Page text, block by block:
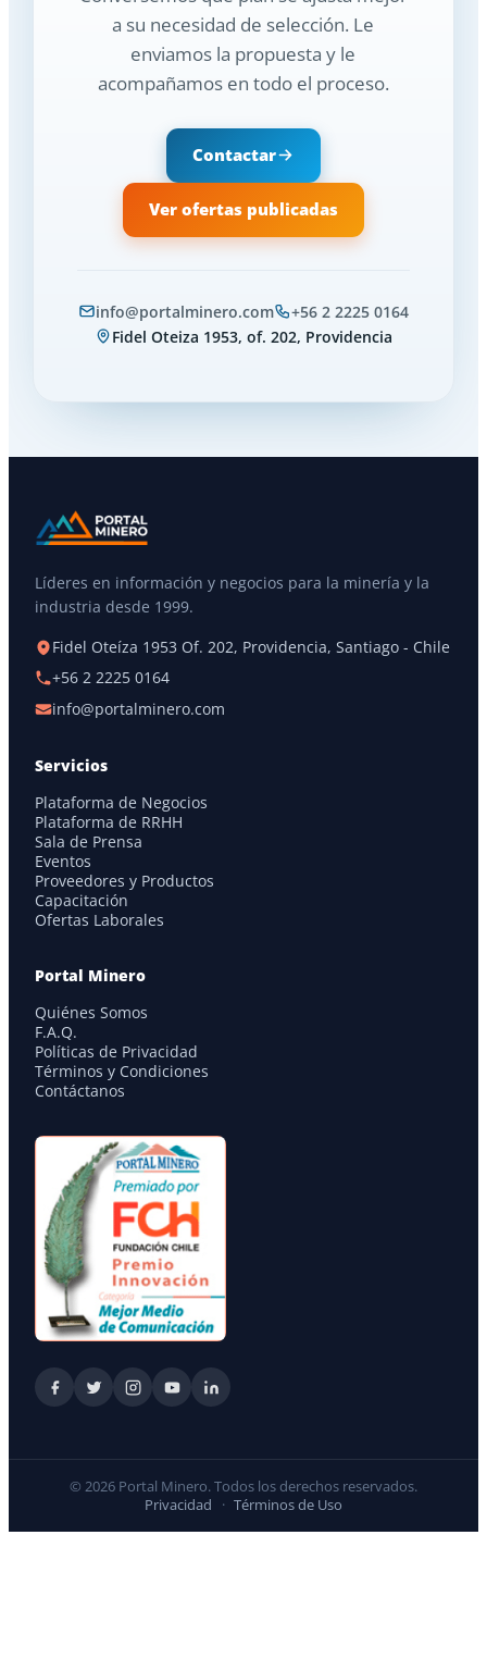
a su necesidad de selección. Le
enviamos la propuesta y le
acompañamos en todo el proceso.
Contactar
Ver ofertas publicadas
info@portalminero.com
+56 2 2225 0164
Fidel Oteiza 1953, of. 202, Providencia
Líderes en información y negocios para la minería y la
industria desde 1999.
Fidel Oteíza 1953 Of. 202, Providencia, Santiago - Chile
+56 2 2225 0164
info@portalminero.com
Servicios
Plataforma de Negocios
Plataforma de RRHH
Sala de Prensa
Eventos
Proveedores y Productos
Capacitación
Ofertas Laborales
Portal Minero
Quiénes Somos
F.A.Q.
Políticas de Privacidad
Términos y Condiciones
Contáctanos
© 2026 Portal Minero. Todos los derechos reservados.
Privacidad
· Términos de Uso